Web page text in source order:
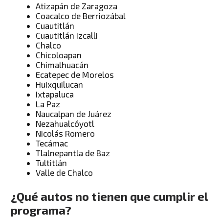
Atizapán de Zaragoza
Coacalco de Berriozábal
Cuautitlán
Cuautitlán Izcalli
Chalco
Chicoloapan
Chimalhuacán
Ecatepec de Morelos
Huixquilucan
Ixtapaluca
La Paz
Naucalpan de Juárez
Nezahualcóyotl
Nicolás Romero
Tecámac
Tlalnepantla de Baz
Tultitlán
Valle de Chalco
¿Qué autos no tienen que cumplir el
programa?